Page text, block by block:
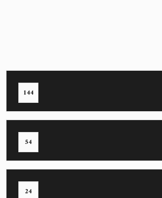
144
54
24